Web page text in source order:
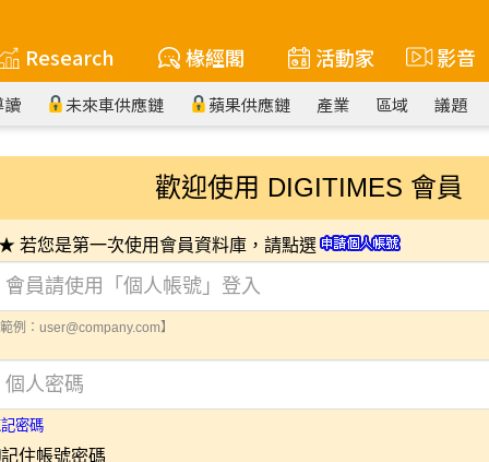
Research 椽經閣 活動家 影音
讀 未來車供應鏈 蘋果供應鏈 產業 區域 議題
歡迎使用 DIGITIMES 會員
★ 若您是第一次使用會員資料庫，請點選
範例：user@company.com】
密碼
記住帳號密碼